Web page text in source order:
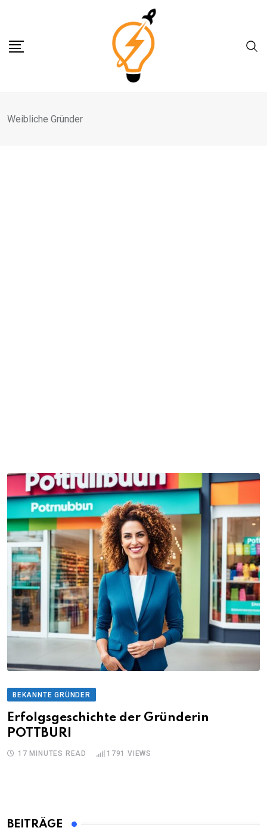
content
Weibliche Gründer
BEKANNTE GRÜNDER
Erfolgsgeschichte der Gründerin
POTTBURI
17 MINUTES READ 1791 VIEWS
BEITRÄGE